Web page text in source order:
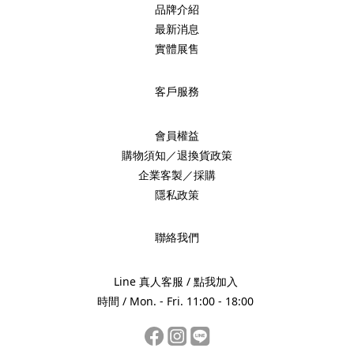
品牌介紹
最新消息
實體展售
客戶服務
會員權益
購物須知／退換貨政策
企業客製／採購
隱私政策
聯絡我們
Line 真人客服 / 點我加入
時間 / Mon. - Fri. 11:00 - 18:00